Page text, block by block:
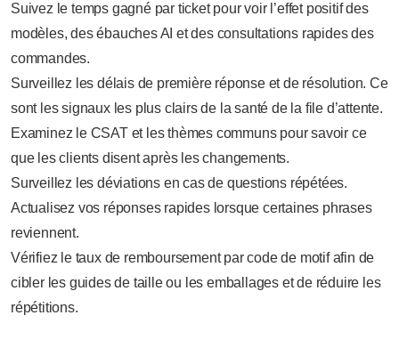
Suivez le temps gagné par ticket pour voir l’effet positif des
modèles, des ébauches AI et des consultations rapides des
commandes.
Surveillez les délais de première réponse et de résolution. Ce
sont les signaux les plus clairs de la santé de la file d’attente.
Examinez le CSAT et les thèmes communs pour savoir ce
que les clients disent après les changements.
Surveillez les déviations en cas de questions répétées.
Actualisez vos réponses rapides lorsque certaines phrases
reviennent.
Vérifiez le taux de remboursement par code de motif afin de
cibler les guides de taille ou les emballages et de réduire les
répétitions.